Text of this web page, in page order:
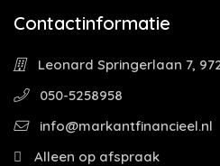
Contactinformatie
Leonard Springerlaan 7,
050-5258958
info@markantfinancieel.nl
Alleen op afspraak